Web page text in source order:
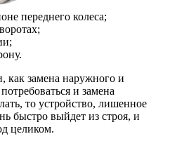
переднего колеса;
как замена наружного и
и замена
то устройство, лишенное
быстро выйдет из строя, и
целиком.